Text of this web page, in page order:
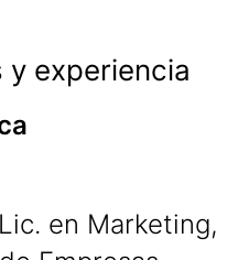
y experiencia
en Marketing,